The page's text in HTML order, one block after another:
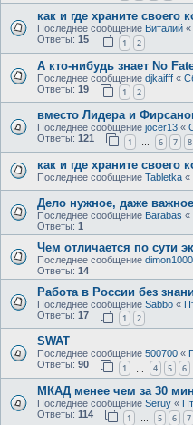
как и где храните своего
Последнее сообщение Виталий «
Ответы: 15 1 2
А кто-нибудь знает No
Последнее сообщение djkaifff «
Ответы: 19 1 2
вместо Лидера и
Последнее сообщение jocer13 «
Ответы: 121 1 … 6 7 8
как и где храните своего
Последнее сообщение Tabletka «
Дело нужное, даже
Последнее сообщение Barabas «
Ответы: 1
Чем отличается по сути
Последнее сообщение dimon1000
Ответы: 14
Работа в России без
Последнее сообщение Sabbo «
Ответы: 17 1 2
SWAT
Последнее сообщение 500700 «
Ответы: 90 1 4 5 6
МКАД менее чем за 30
Последнее сообщение Seruy «
Ответы: 114 1 … 5 6 7